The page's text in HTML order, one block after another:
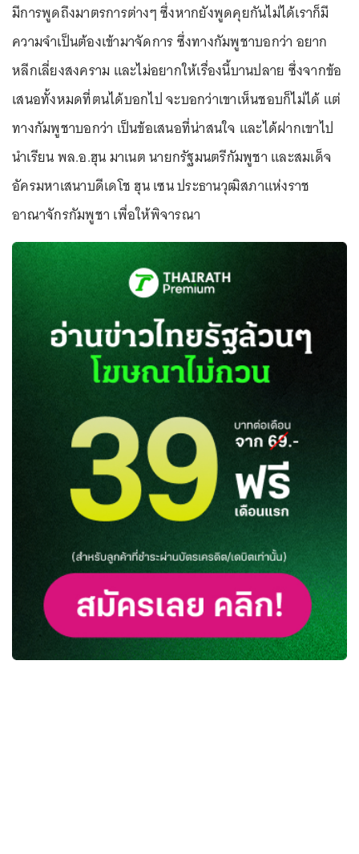
มีการพูดถึงมาตรการต่างๆ ซึ่งหากยังพูดคุยกันไม่ได้เราก็มี
ความจำเป็นต้องเข้ามาจัดการ ซึ่งทางกัมพูชาบอกว่า อยาก
หลีกเลี่ยงสงคราม และไม่อยากให้เรื่องนี้บานปลาย ซึ่งจากข้อ
เสนอทั้งหมดที่ตนได้บอกไป จะบอกว่าเขาเห็นชอบก็ไม่ได้ แต่
ทางกัมพูชาบอกว่า เป็นข้อเสนอที่น่าสนใจ และได้ฝากเขาไป
นำเรียน พล.อ.ฮุน มาเนต นายกรัฐมนตรีกัมพูชา และสมเด็จ
อัครมหาเสนาบดีเดโช ฮุน เซน ประธานวุฒิสภาแห่งราช
อาณาจักรกัมพูชา เพื่อให้พิจารณา